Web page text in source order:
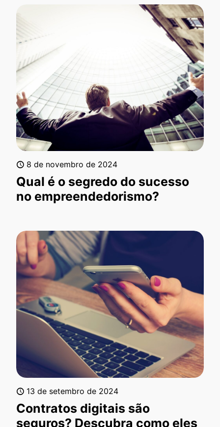
8 de novembro de 2024
Qual é o segredo do sucesso
no empreendedorismo?
13 de setembro de 2024
Contratos digitais são
seguros? Descubra como eles